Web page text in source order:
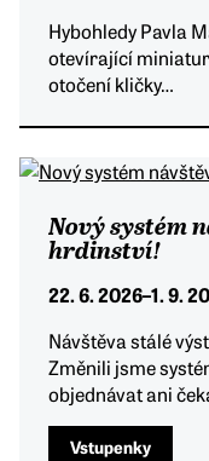
Hybohledy Pavla
otevírající
otočení kličky…
Nový systém
hrdinství!
22. 6. 2026–1. 9.
Návštěva stálé
Změnili jsme
objednávat ani
Vstupenky